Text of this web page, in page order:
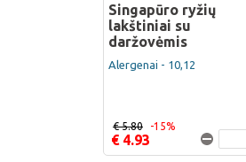
Singapūro ryžių
lakštiniai su
daržovėmis
Alergenai - 10,12
€ 4.93
€ 5.80 -15%